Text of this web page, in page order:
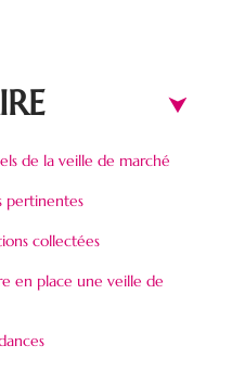
de la veille de marché
pertinentes
collectées
en place une veille de